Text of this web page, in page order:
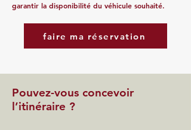
garantir la disponibilité du véhicule souhaité.
faire ma réservation
Pouvez-vous concevoir
l’itinéraire ?